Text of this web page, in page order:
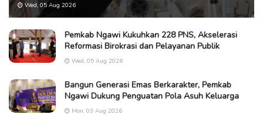
Wed, 05 Aug 2026
Pemkab Ngawi Kukuhkan 228 PNS, Akselerasi
Reformasi Birokrasi dan Pelayanan Publik
Wed, 05 Aug 2026
Bangun Generasi Emas Berkarakter, Pemkab
Ngawi Dukung Penguatan Pola Asuh Keluarga
Mon, 03 Aug 2026